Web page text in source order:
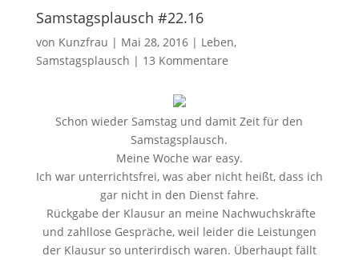
Samstagsplausch #22.16
von Kunzfrau | Mai 28, 2016| Leben,
Samstagsplausch | 13 Kommentare
Schon wieder Samstag und damit Zeit für den
Samstagsplausch.
Meine Woche war easy.
Ich war unterrichtsfrei, was aber nicht heißt, dass ich
gar nicht in den Dienst fahre.
Rückgabe der Klausur an meine Nachwuchskräfte
und zahllose Gespräche, weil leider die Leistungen
der Klausur so unterirdisch waren. Überhaupt fällt